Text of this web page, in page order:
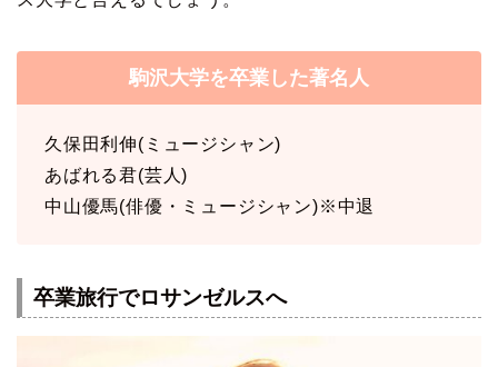
駒沢大学を卒業した著名人
久保田利伸(ミュージシャン)
あばれる君(芸人)
中山優馬(俳優・ミュージシャン)※中退
卒業旅行でロサンゼルスへ